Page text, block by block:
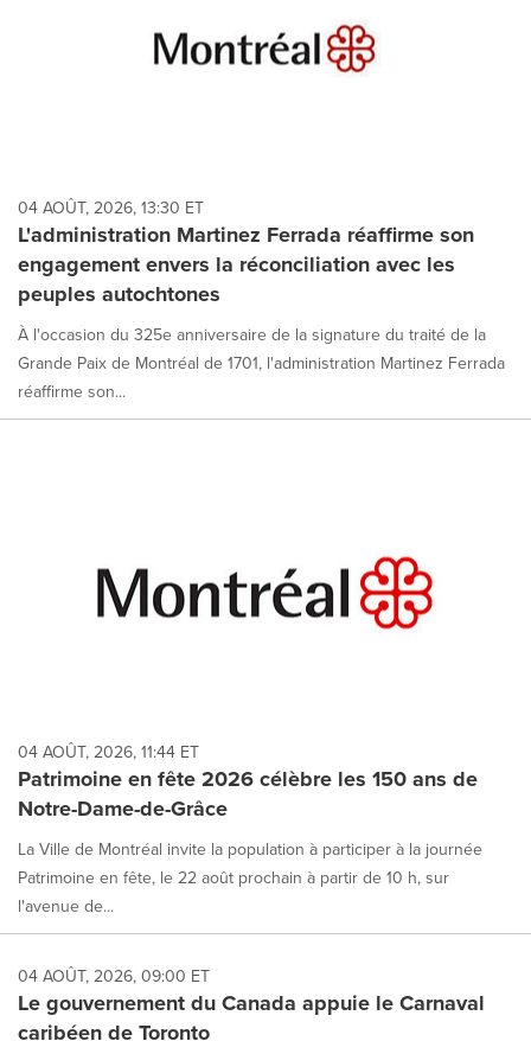
04 AOÛT, 2026, 13:30 ET
L'administration Martinez Ferrada réaffirme son
engagement envers la réconciliation avec les
peuples autochtones
À l'occasion du 325e anniversaire de la signature du traité de la
Grande Paix de Montréal de 1701, l'administration Martinez Ferrada
réaffirme son...
04 AOÛT, 2026, 11:44 ET
Patrimoine en fête 2026 célèbre les 150 ans de
Notre-Dame-de-Grâce
La Ville de Montréal invite la population à participer à la journée
Patrimoine en fête, le 22 août prochain à partir de 10 h, sur
l'avenue de...
04 AOÛT, 2026, 09:00 ET
Le gouvernement du Canada appuie le Carnaval
caribéen de Toronto